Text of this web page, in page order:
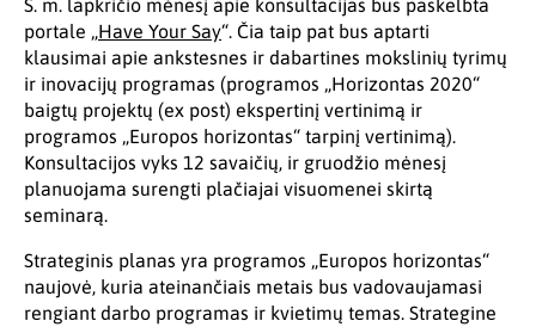
Š. m. lapkričio mėnesį apie konsultacijas bus paskelbta
portale „Have Your Say“. Čia taip pat bus aptarti
klausimai apie ankstesnes ir dabartines mokslinių tyrimų
ir inovacijų programas (programos „Horizontas 2020“
baigtų projektų (ex post) ekspertinį vertinimą ir
programos „Europos horizontas“ tarpinį vertinimą).
Konsultacijos vyks 12 savaičių, ir gruodžio mėnesį
planuojama surengti plačiajai visuomenei skirtą
seminarą.
Strateginis planas yra programos „Europos horizontas“
naujovė, kuria ateinančiais metais bus vadovaujamasi
rengiant darbo programas ir kvietimų temas. Strategine